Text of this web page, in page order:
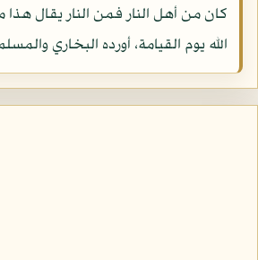
كان من أهل النار فمن النار يقال
الله يوم القيامة، أورده البخاري